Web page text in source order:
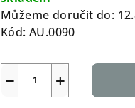
Můžeme doručit do:
Kód: AU.0090
+
−